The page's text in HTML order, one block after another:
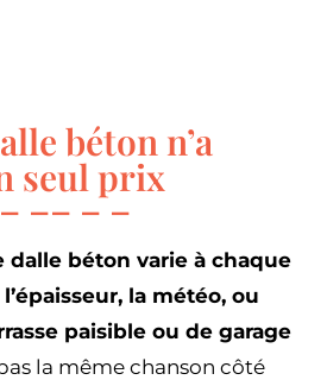
béton n’a
seul prix
dalle béton varie à chaque
la météo, ou
paisible ou de garage
pas la même chanson côté